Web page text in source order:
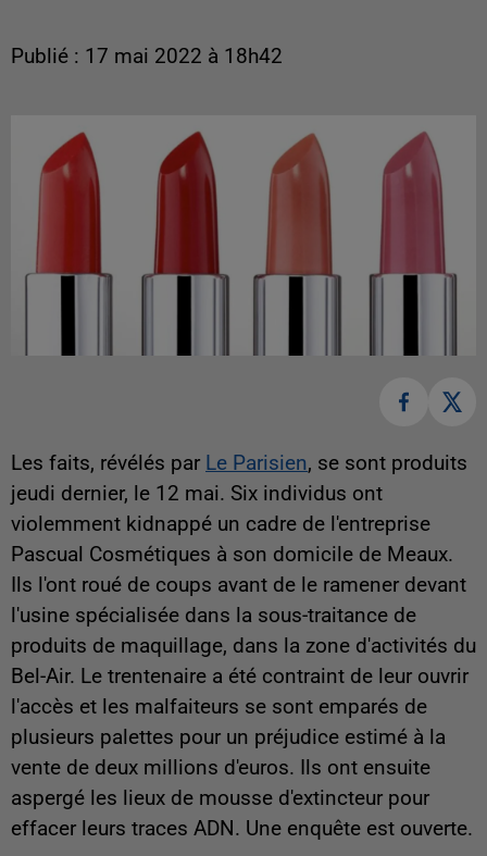
Publié : 17 mai 2022 à 18h42
Les faits, révélés par Le Parisien, se sont produits
jeudi dernier, le 12 mai. Six individus ont
violemment kidnappé un cadre de l'entreprise
Pascual Cosmétiques à son domicile de Meaux.
Ils l'ont roué de coups avant de le ramener devant
l'usine spécialisée dans la sous-traitance de
produits de maquillage, dans la zone d'activités du
Bel-Air. Le trentenaire a été contraint de leur ouvrir
l'accès et les malfaiteurs se sont emparés de
plusieurs palettes pour un préjudice estimé à la
vente de deux millions d'euros. Ils ont ensuite
aspergé les lieux de mousse d'extincteur pour
effacer leurs traces ADN. Une enquête est ouverte.